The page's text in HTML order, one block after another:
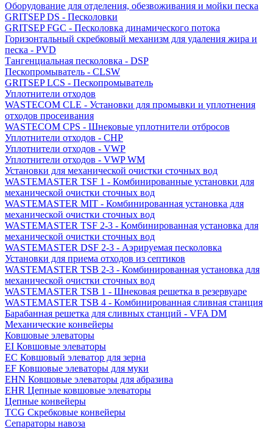
Оборудование для отделения, обезвоживания и мойки песка
GRITSEP DS - Песколовки
GRITSEP FGC - Песколовка динамического потока
Горизонтальный скребковый механизм для удаления жира и
песка - PVD
Тангенциальная песколовка - DSP
Пескопромыватель - CLSW
GRITSEP LCS - Пескопромыватель
Уплотнители отходов
WASTECOM CLE - Установки для промывки и уплотнения
отходов просеивания
WASTECOM CPS - Шнековые уплотнители отбросов
Уплотнители отходов - CHP
Уплотнители отходов - VWP
Уплотнители отходов - VWP WM
Установки для механической очистки сточных вод
WASTEMASTER TSF 1 - Комбинированные установки для
механической очистки сточных вод
WASTEMASTER MIT - Комбинированная установка для
механической очистки сточных вод
WASTEMASTER TSF 2-3 - Комбинированная установка для
механической очистки сточных вод
WASTEMASTER DSF 2-3 - Аэрируемая песколовка
Установки для приема отходов из септиков
WASTEMASTER TSB 2-3 - Комбинированная установка для
механической очистки сточных вод
WASTEMASTER TSB 1 - Шнековая решетка в резервуаре
WASTEMASTER TSB 4 - Комбинированная сливная станция
Барабанная решетка для сливных станций - VFA DM
Механические конвейеры
Ковшовые элеваторы
EI Ковшовые элеваторы
EC Ковшовый элеватор для зерна
EF Ковшовые элеваторы для муки
EHN Ковшовые элеваторы для абразива
EHR Цепные ковшовые элеваторы
Цепные конвейеры
TCG Скребковые конвейеры
Сепараторы навоза